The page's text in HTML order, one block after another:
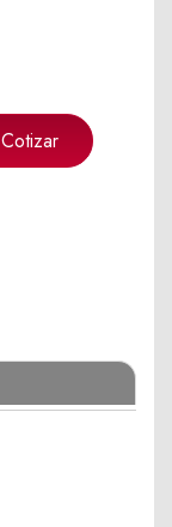
Cotizar